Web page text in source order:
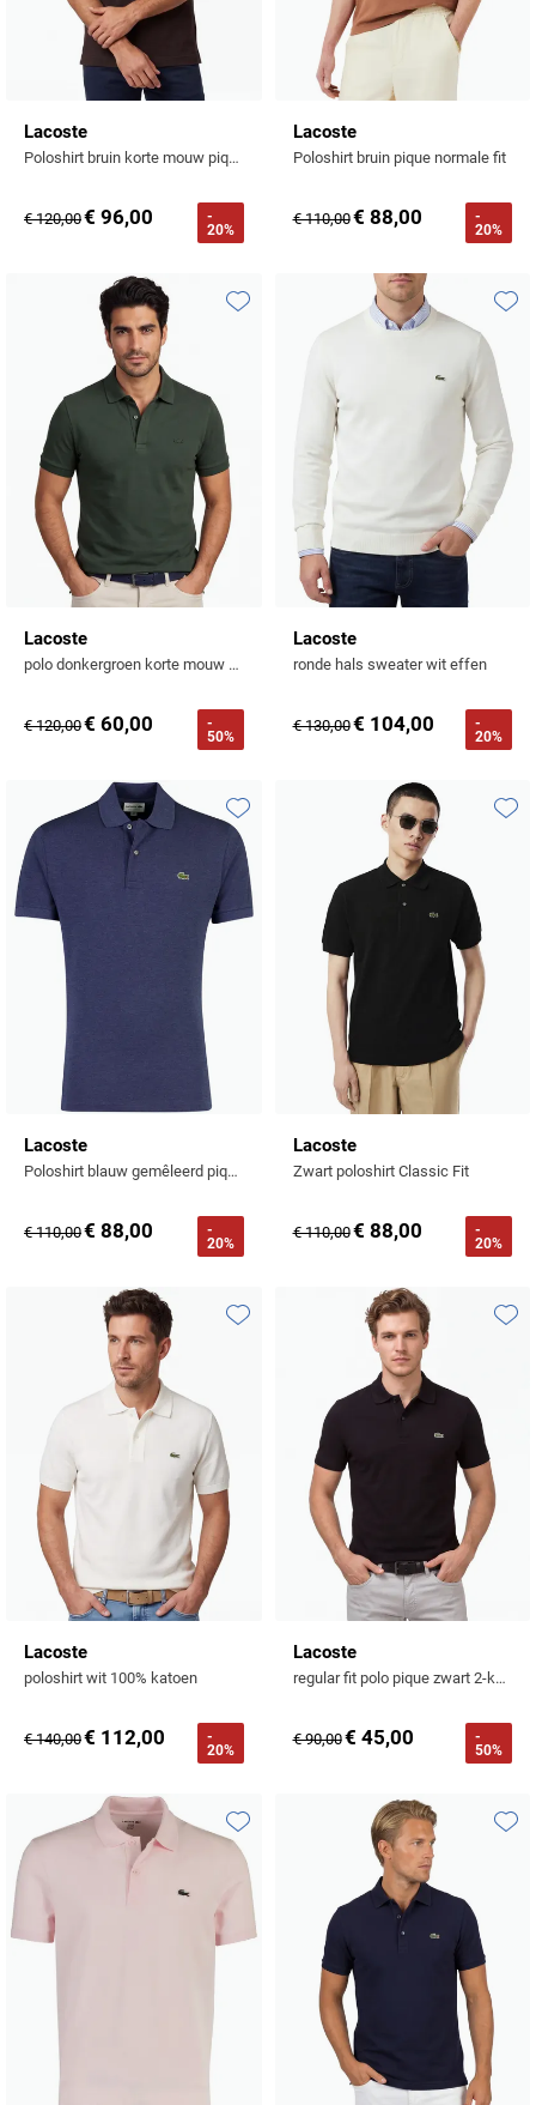
Lacoste
Poloshirt bruin korte mouw pique normale fit
€ 120,00€ 96,00
-
20%
Lacoste
Poloshirt bruin pique normale fit
€ 110,00€ 88,00
-
20%
Lacoste
polo donkergroen korte mouw effen
€ 120,00€ 60,00
-
50%
Toevoegen aan favorieten
Lacoste
ronde hals sweater wit effen
€ 130,00€ 104,00
-
20%
Lacoste
Poloshirt blauw gemêleerd piqué
€ 110,00€ 88,00
-
20%
Toevoegen aan favorieten
Lacoste
Zwart poloshirt Classic Fit
€ 110,00€ 88,00
-
20%
Lacoste
poloshirt wit 100% katoen
€ 140,00€ 112,00
-
20%
Toevoegen aan favorieten
Lacoste
regular fit polo pique zwart 2-knoops
€ 90,00€ 45,00
-
50%
Toevoegen aan favorieten